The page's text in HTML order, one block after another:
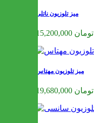
میز تلوزیون ناتلی
15,200,000 تومان
میز تلوزیون مهتاس
19,680,000 تومان